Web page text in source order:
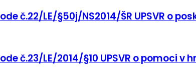
č.22/LE/§50j/NS2014/ŠR UPSVR o
č.23/LE/2014/§10 UPSVR o pomoci